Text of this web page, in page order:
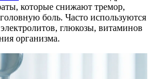
которые снижают тремор,
боль. Часто используются
глюкозы, витаминов
организма.